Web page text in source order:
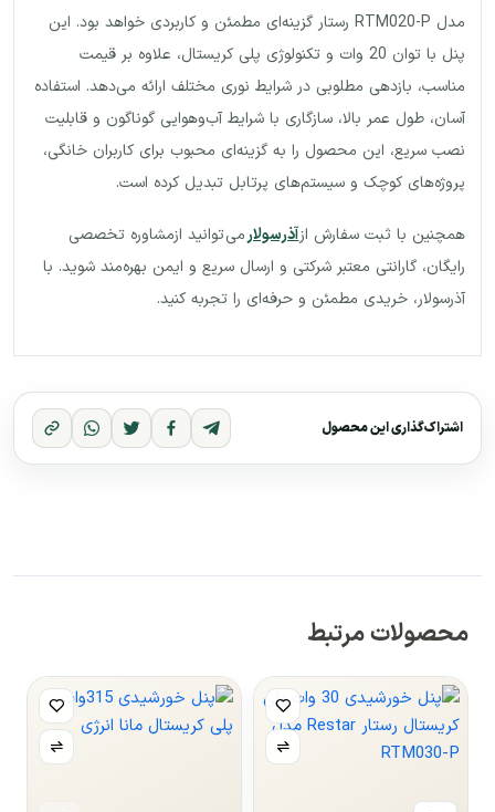
مدل RTM020-P رستار گزینه‌ای مطمئن و کاربردی خواهد بود. این
پنل با توان 20 وات و تکنولوژی پلی کریستال، علاوه بر قیمت
مناسب، بازدهی مطلوبی در شرایط نوری مختلف ارائه می‌دهد. استفاده
آسان، طول عمر بالا، سازگاری با شرایط آب‌وهوایی گوناگون و قابلیت
نصب سریع، این محصول را به گزینه‌ای محبوب برای کاربران خانگی،
پروژه‌های کوچک و سیستم‌های پرتابل تبدیل کرده است.
همچنین با ثبت سفارش ازآذرسولارمی توانید ازمشاوره تخصصی
رایگان، گارانتی معتبر شرکتی و ارسال سریع و ایمن بهره‌مند شوید. با
آذرسولار، خریدی مطمئن و حرفه‌ای را تجربه کنید.
اشتراک‌گذاری این محصول
محصولات مرتبط